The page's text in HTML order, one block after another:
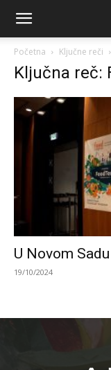
Početna Ključne reči
Ključna reč:
U Novom
19/10/2024